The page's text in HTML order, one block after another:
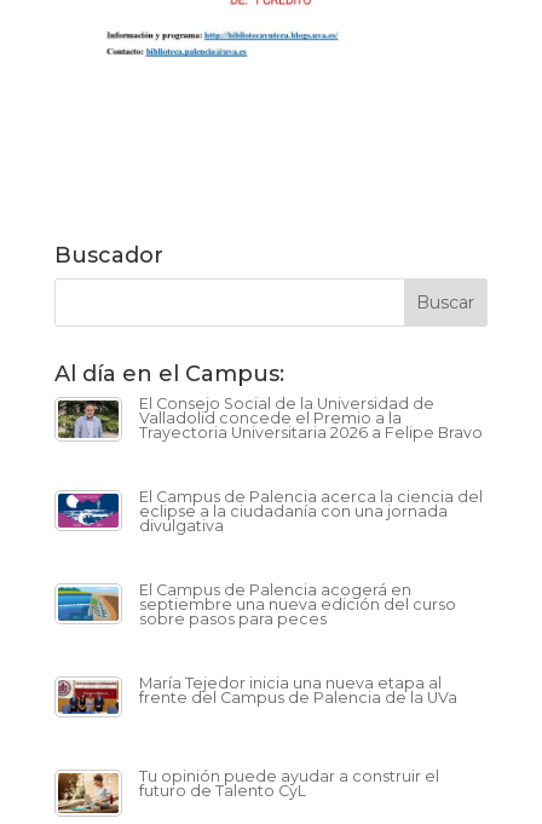
Buscador
Al día en el Campus:
El Consejo Social de la Universidad de
Valladolid concede el Premio a la
Trayectoria Universitaria 2026 a Felipe Bravo
El Campus de Palencia acerca la ciencia del
eclipse a la ciudadanía con una jornada
divulgativa
El Campus de Palencia acogerá en
septiembre una nueva edición del curso
sobre pasos para peces
María Tejedor inicia una nueva etapa al
frente del Campus de Palencia de la UVa
Tu opinión puede ayudar a construir el
futuro de Talento CyL